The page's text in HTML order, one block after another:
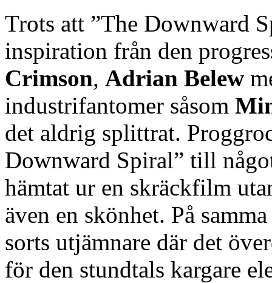
Trots att ”The Downward
inspiration från den
Crimson, Adrian Belew
industrifantomer såsom
det aldrig splittrat.
Downward Spiral” till
hämtat ur en skräckfilm
även en skönhet. På
sorts utjämnare där det
för den stundtals kargare